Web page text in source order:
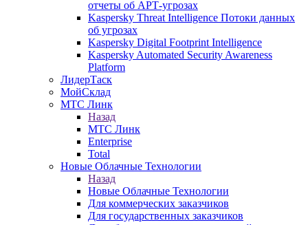
отчеты об АРТ-угрозах
Kaspersky Threat Intelligence Потоки данных
об угрозах
Kaspersky Digital Footprint Intelligence
Kaspersky Automated Security Awareness
Platform
ЛидерТаск
МойСклад
МТС Линк
Назад
МТС Линк
Enterprise
Total
Новые Облачные Технологии
Назад
Новые Облачные Технологии
Для коммерческих заказчиков
Для государственных заказчиков